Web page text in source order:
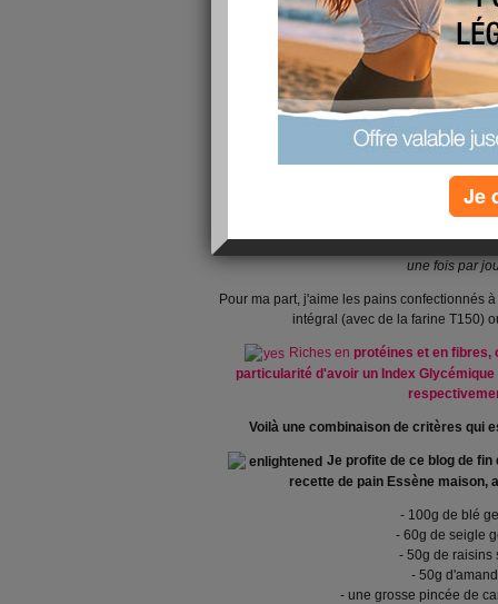
Savez-vous que plus de neuf Français sur
une fois par
Pour ma part, j'aime les pains confectionnés
intégral (avec de la farine T150)
Riches en protéines et en fibres,
particularité d'avoir un Index
Voilà une combinaison de critères qui
Je profite de ce blog de
recette de pain Essène maison,
- 100g de blé
- 60g de seigle
- 50g de raisins
- 50g
- une grosse pincée de
Je